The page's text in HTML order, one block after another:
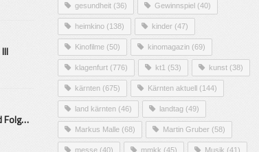
Mittelstand – Fit fürs Land Folge 9- Konditor
gesundheit (36) Gewinnspiel (40)
heimkino (138) kinder (47)
Kinofilme (50) kinomagazin (69)
klagenfurt (776) kt1 (53) kunst (38)
kärnten (675) Kärnten aktuell (144)
land kärnten (46) landtag (49)
Markus Malle (68) Martin Gruber (58)
messe (40) mmkk (45) Musik (41)